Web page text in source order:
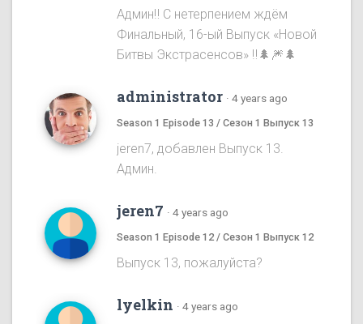
Админ‼️ С нетерпением ждём
Финальный, 16-ый Выпуск «Новой
Битвы Экстрасенсов» ‼️🌲🎆🌲
administrator · 4 years ago
Season 1 Episode 13 / Сезон 1 Выпуск 13
jeren7, добавлен Выпуск 13.
Админ.
jeren7 · 4 years ago
Season 1 Episode 12 / Сезон 1 Выпуск 12
Выпуск 13, пожалуйста?
lyelkin · 4 years ago